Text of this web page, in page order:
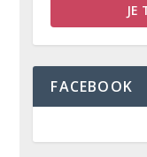
JE
FACEBOOK